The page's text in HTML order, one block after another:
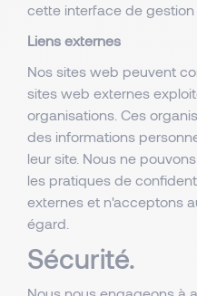
cette interface de
Liens externes
Nos sites web peuvent
sites web externes
organisations. Ces
des informations
leur site. Nous ne
les pratiques de
externes et n'acceptons
égard.
Sécurité.